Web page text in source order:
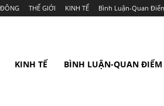
THẾ GIỚI KINH TẾ Bình Luận-Quan
KINH TẾ BÌNH LUẬN-QUAN ĐIỂM